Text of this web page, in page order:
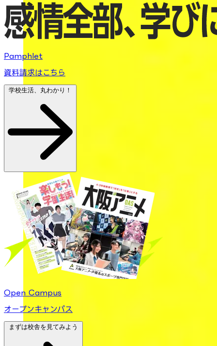
Pamphlet
資料請求はこちら
学校生活、丸わかり！
Open Campus
オープンキャンパス
まずは校舎を見てみよう